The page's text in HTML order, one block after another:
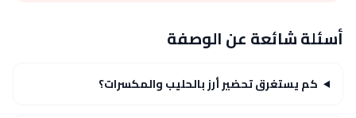
أسئلة شائعة عن الوصفة
كم يستغرق تحضير أرز بالحليب والمكسرات؟